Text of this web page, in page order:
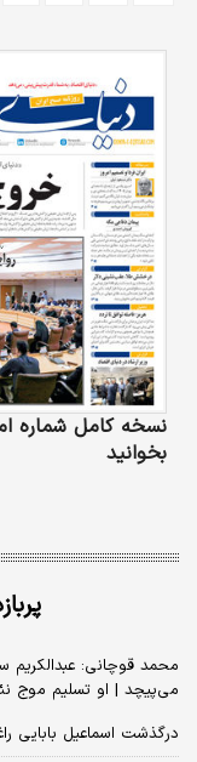
نسخه کامل شماره
بخوانید
محمد قوچانی:
می‌پیچد | او تسلیم موج
درگذشت اسماعیل بابایی